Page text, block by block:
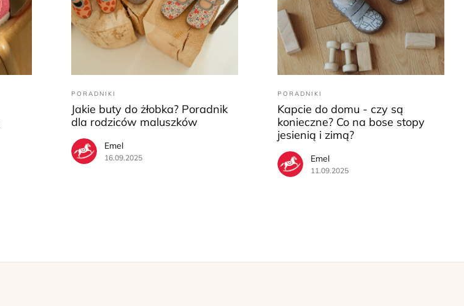
PORADNIKI
Jakie buty do żłobka? Poradnik
dla rodziców maluszków
Emel
16.09.2025
PORADNIKI
Kapcie do domu - czy są
konieczne? Co na bose stopy
jesienią i zimą?
Emel
11.09.2025